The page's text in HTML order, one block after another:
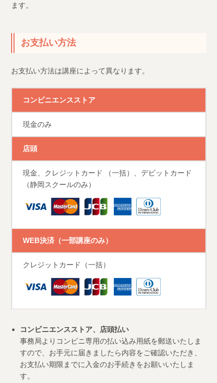
ます。
お支払い方法
お支払い方法は講座によって異なります。
コンビニエンスストア
現金のみ
店頭
現金、クレジットカード （一括）、デビットカード
（静岡スクールのみ）
WEB決済（一部講座のみ）
クレジットカード（一括）
コンビニエンスストア、店頭払い
事務局よりコンビニ専用の払い込み用紙を郵送いたしま
すので、お手元に届きましたら内容をご確認いただき、
お支払い期限までに入金のお手続きをお願いいたしま
す。